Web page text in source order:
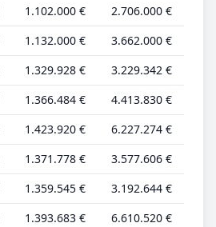
1.102.000 € 2.706.000 €
1.132.000 € 3.662.000 €
1.329.928 € 3.229.342 €
1.366.484 € 4.413.830 €
1.423.920 € 6.227.274 €
1.371.778 € 3.577.606 €
1.359.545 € 3.192.644 €
1.393.683 € 6.610.520 €